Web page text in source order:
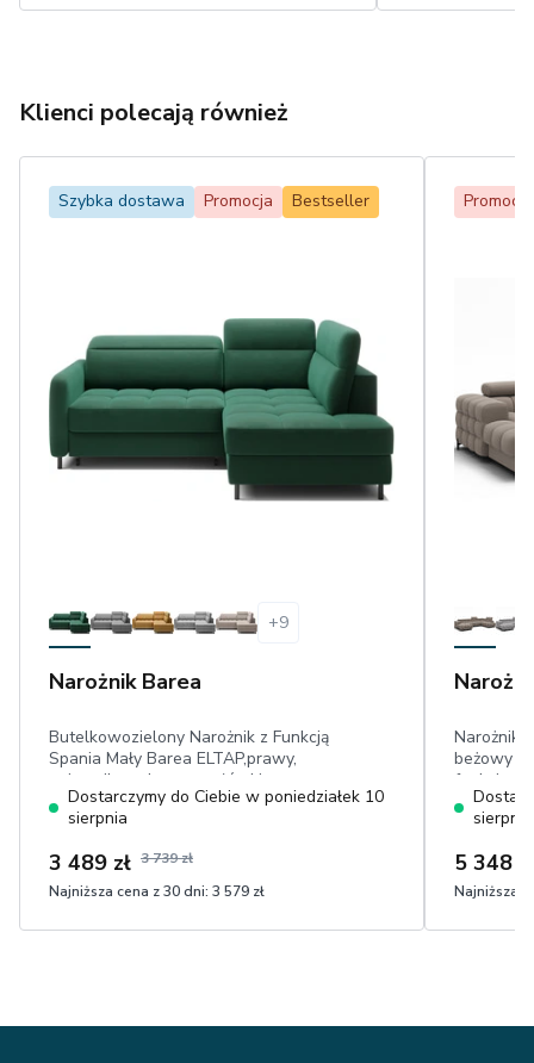
Klienci polecają również
Szybka dostawa Promocja Bestseller
+9
Narożnik Barea
Butelkowozielony Narożnik z Funkcją
Spania Mały Barea ELTAP,prawy,
pojemnik, ruchome zagłówki,
powierzchnia spania: 160 cm x 128 cm,
przyjemny w dotyku plusz
Dostarczymy do Ciebie w poniedziałek 10
sierpnia
3 489 zł 3 739 zł
Najniższa cena z 30 dni: 3 579 zł
Promocja
Narożnik
beżowy –
funkcją
sierpnia
5 348
Najniższa